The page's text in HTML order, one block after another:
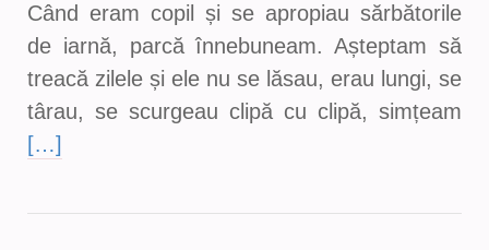
Când eram copil și se apropiau sărbătorile
de iarnă, parcă înnebuneam. Așteptam să
treacă zilele și ele nu se lăsau, erau lungi, se
târau, se scurgeau clipă cu clipă, simțeam
[…]